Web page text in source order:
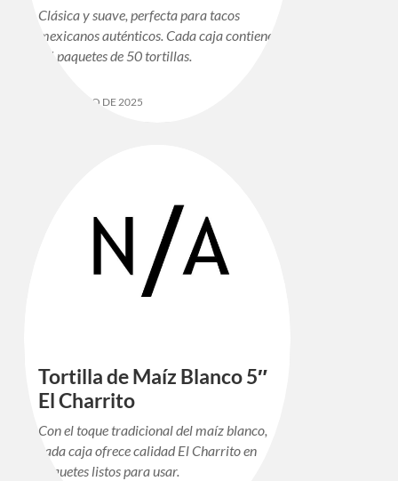
Clásica y suave, perfecta para tacos
mexicanos auténticos. Cada caja contiene
24 paquetes de 50 tortillas.
12 DE MAYO DE 2025
Tortilla de Maíz Blanco 5″
El Charrito
Con el toque tradicional del maíz blanco,
cada caja ofrece calidad El Charrito en
paquetes listos para usar.